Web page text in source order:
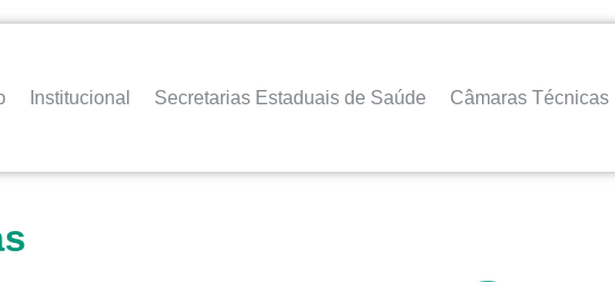
Institucional Secretarias Estaduais de Saúde Câmaras Técnicas